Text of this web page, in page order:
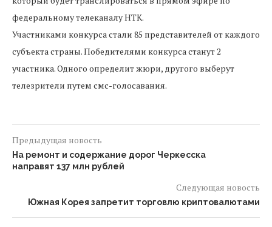
федеральному телеканалу НТК.
Участниками конкурса стали 85 представителей от каждого
субъекта страны. Победителями конкурса станут 2
участника. Одного определит жюри, другого выберут
телезрители путем смс-голосавания.
Предыдущая новость
На ремонт и содержание дорог Черкесска
направят 137 млн рублей
Следующая новость
Южная Корея запретит торговлю криптовалютами